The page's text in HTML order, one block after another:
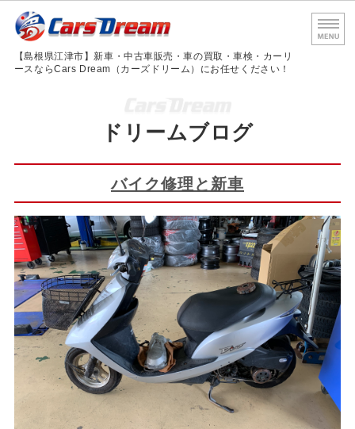
島根
【島根県江津市】新車・中古車販売・車の買取・車検・カーリ
ースならCars Dream（カーズドリーム）にお任せください！
車検・法定点検
会社概要
お問い合わせ
ドリームブログ
バイク修理と新車